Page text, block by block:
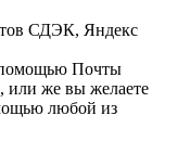
СДЭК, Яндекс
помощью Почты
же вы желаете
любой из